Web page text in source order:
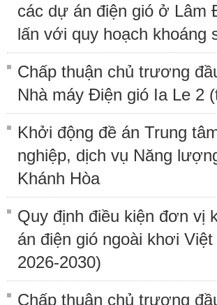
các dự án điện gió ở Lâm
lấn với quy hoạch khoáng
Chấp thuận chủ trương
Nhà máy Điện gió Ia Le 2
Khởi động đề án Trung
nghiệp, dịch vụ Năng
Khánh Hòa
Quy định điều kiện đơn vị
án điện gió ngoài khơi
2026-2030)
Chấp thuận chủ trương